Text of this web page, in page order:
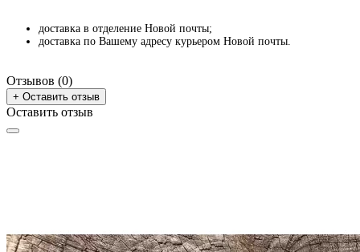
купить набор шампуров
шампура набор
набор для барбекю
купить набор шампуров на подарок
набор для шампуров
набор шампуров купить
доставка в отделение Новой почты;
доставка по Вашему адресу курьером Новой почты.
Отзывов (0)
+ Оставить отзыв
Оставить отзыв